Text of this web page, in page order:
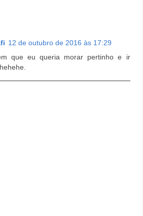
12 de outubro de 2016 às 17:29
que eu queria morar pertinho e ir